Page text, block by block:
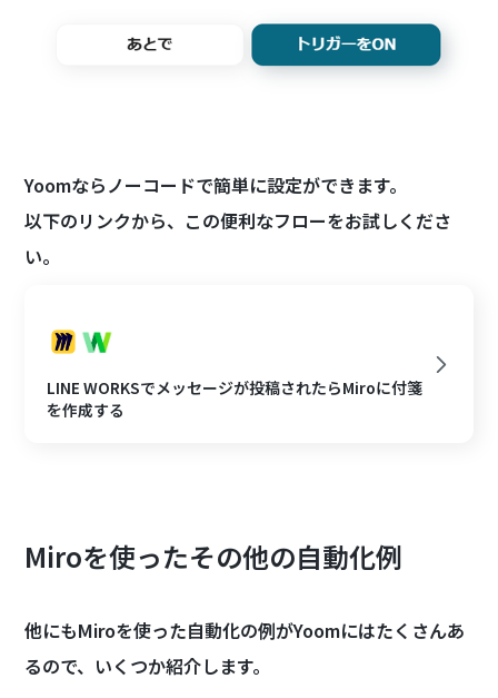
Yoomならノーコードで簡単に設定ができます。
以下のリンクから、この便利なフローをお試しくださ
い。
LINE WORKSでメッセージが投稿されたらMiroに付箋
を作成する
Miroを使ったその他の自動化例
他にもMiroを使った自動化の例がYoomにはたくさんあ
るので、いくつか紹介します。